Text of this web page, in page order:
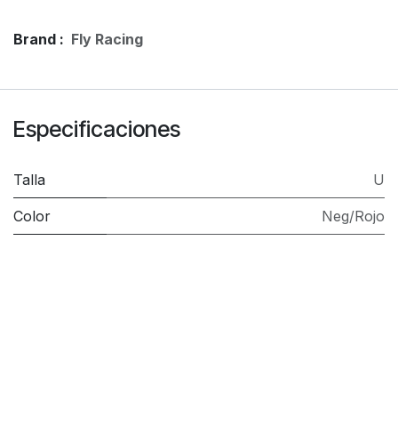
Brand : Fly Racing
Especificaciones
Talla U
Color Neg/Rojo